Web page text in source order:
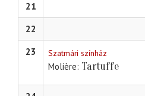
21
22
23
Szatmári színház
Molière Tartuffe